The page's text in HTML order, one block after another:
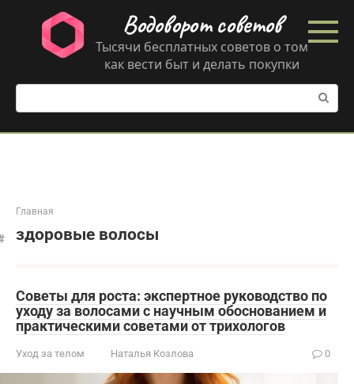
контенту
Водоворот советов
Тысячи бесплатных советов о том
как вести быт и делать покупки
Поиск:
Главная
здоровые волосы
Советы для роста: экспертное руководство по
уходу за волосами с научным обоснованием и
практическими советами от трихологов
Уход за телом Наталья Козлова 0